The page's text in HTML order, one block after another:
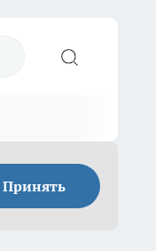
Принять